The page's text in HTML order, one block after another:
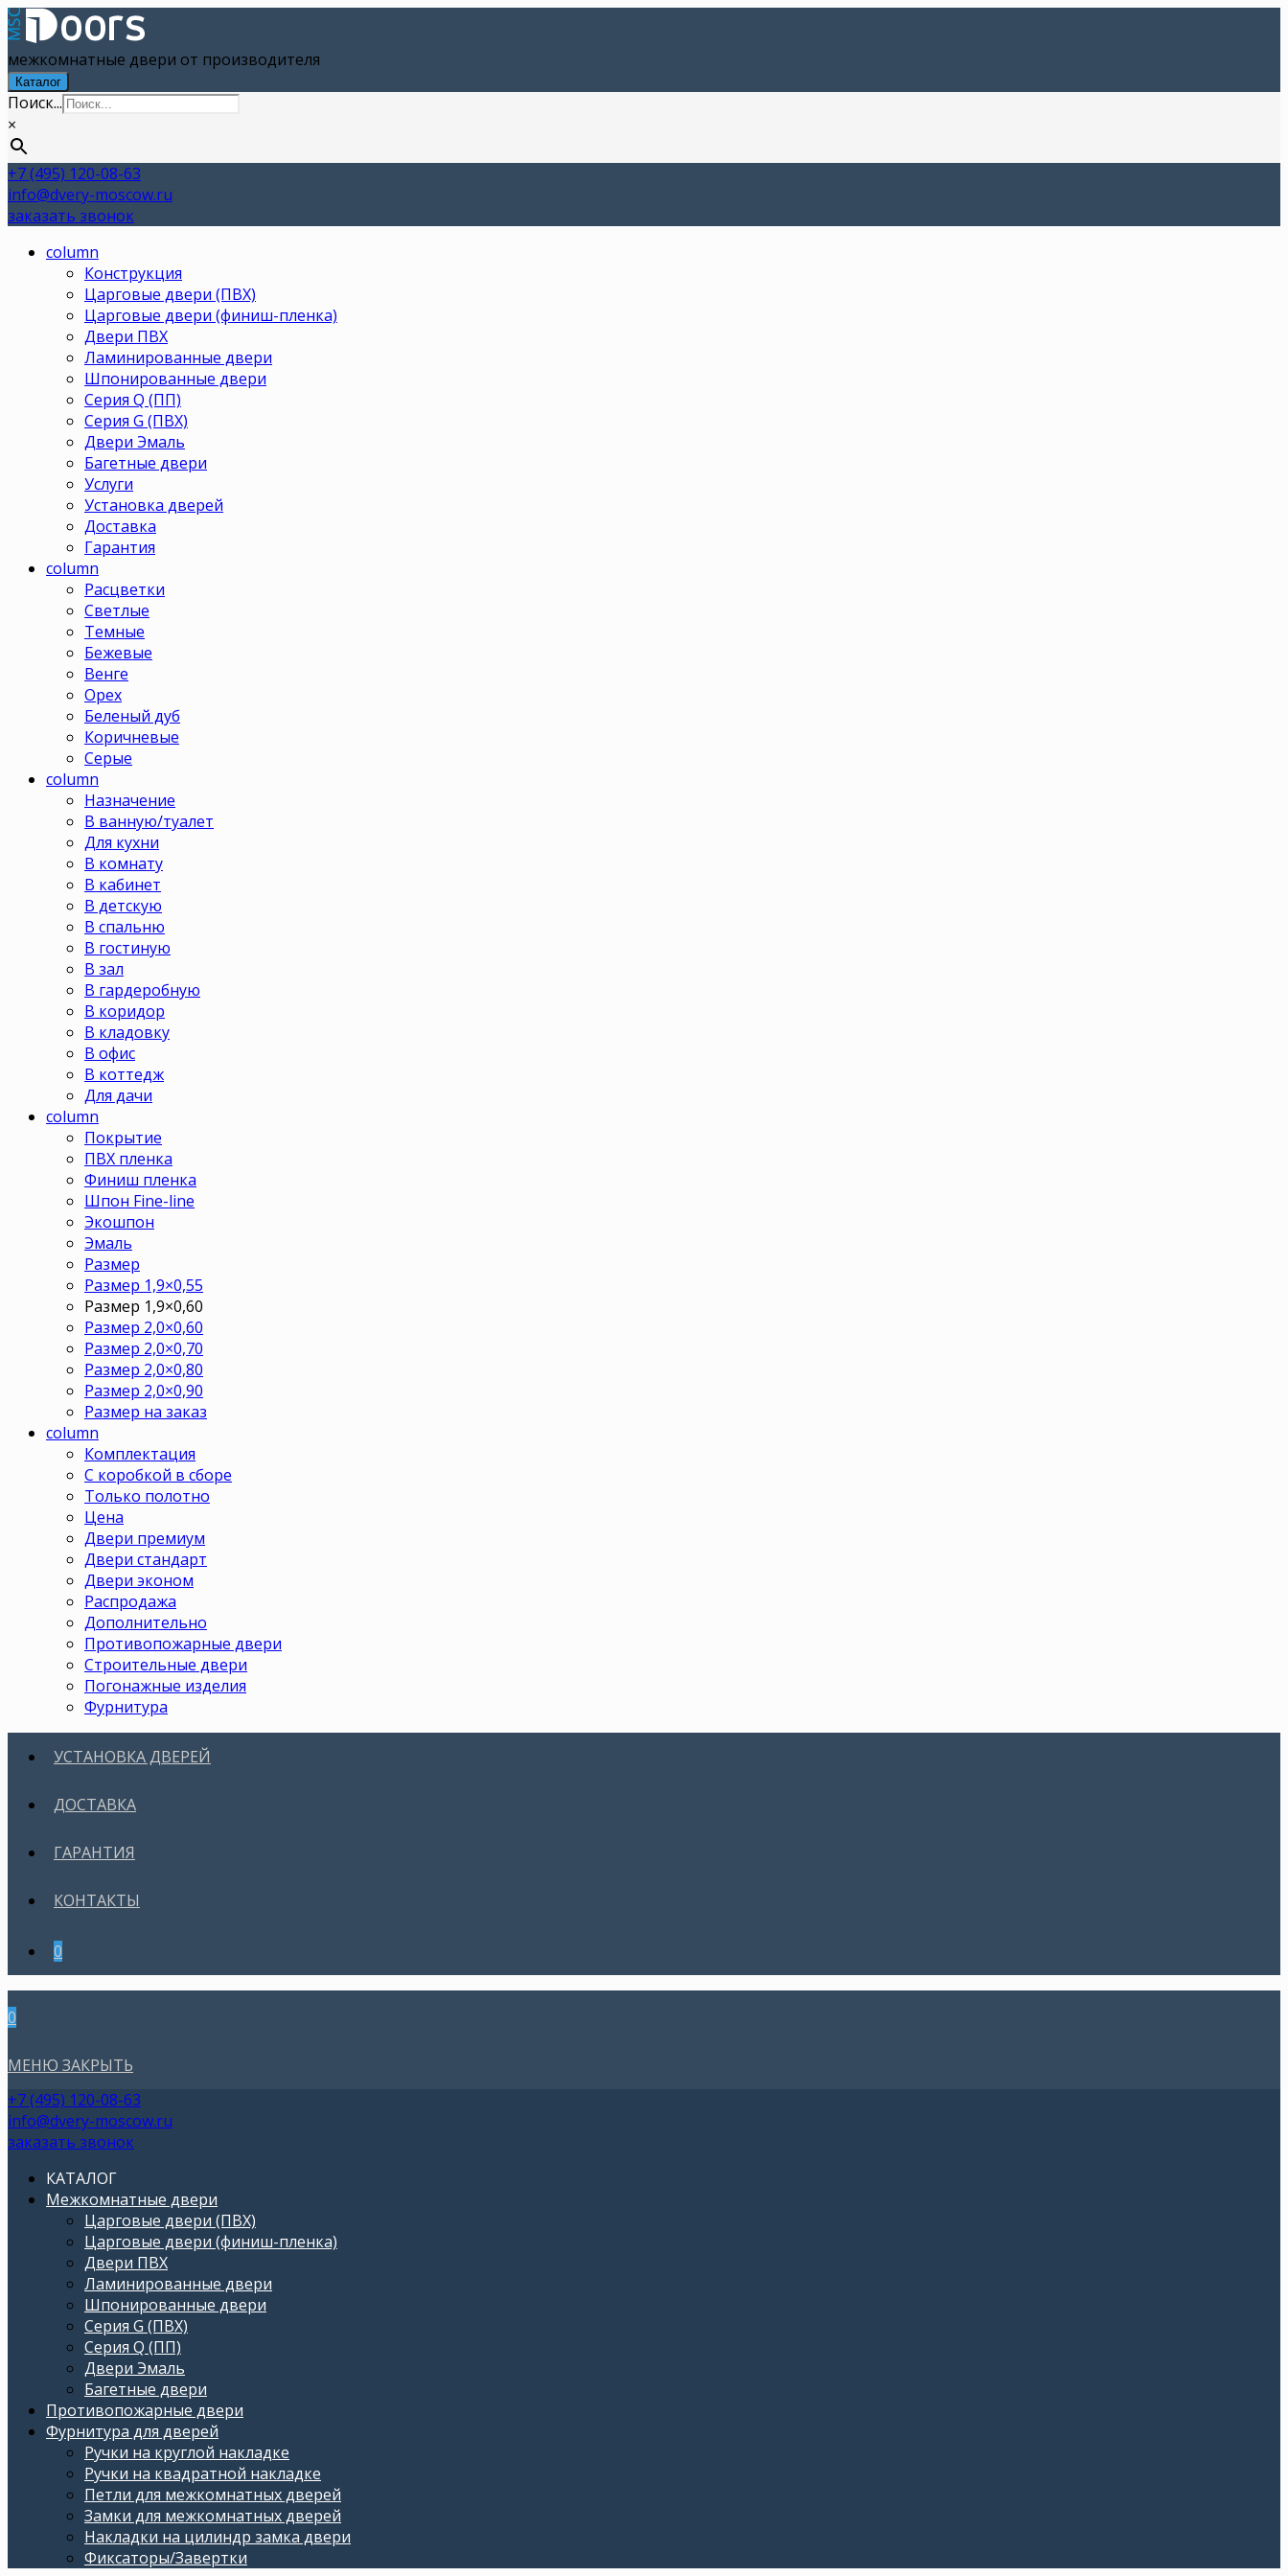
межкомнатные двери от производителя
Каталог
Поиск...
×
+7 (495) 120-08-63
info@dvery-moscow.ru
заказать звонок
column
Конструкция
Царговые двери (ПВХ)
Царговые двери (финиш-пленка)
Двери ПВХ
Ламинированные двери
Шпонированные двери
Серия Q (ПП)
Серия G (ПВХ)
Двери Эмаль
Багетные двери
Услуги
Установка дверей
Доставка
Гарантия
column
Расцветки
Светлые
Темные
Бежевые
Венге
Орех
Беленый дуб
Коричневые
Серые
column
Назначение
В ванную/туалет
Для кухни
В комнату
В кабинет
В детскую
В спальню
В гостиную
В зал
В гардеробную
В коридор
В кладовку
В офис
В коттедж
Для дачи
column
Покрытие
ПВХ пленка
Финиш пленка
Шпон Fine-line
Экошпон
Эмаль
Размер
Размер 1,9×0,55
Размер 1,9×0,60
Размер 2,0×0,60
Размер 2,0×0,70
Размер 2,0×0,80
Размер 2,0×0,90
Размер на заказ
column
Комплектация
С коробкой в сборе
Только полотно
Цена
Двери премиум
Двери стандарт
Двери эконом
Распродажа
Дополнительно
Противопожарные двери
Строительные двери
Погонажные изделия
Фурнитура
УСТАНОВКА ДВЕРЕЙ
ДОСТАВКА
ГАРАНТИЯ
КОНТАКТЫ
0
0
МЕНЮ ЗАКРЫТЬ
+7 (495) 120-08-63
info@dvery-moscow.ru
заказать звонок
КАТАЛОГ
Межкомнатные двери
Царговые двери (ПВХ)
Царговые двери (финиш-пленка)
Двери ПВХ
Ламинированные двери
Шпонированные двери
Серия G (ПВХ)
Серия Q (ПП)
Двери Эмаль
Багетные двери
Противопожарные двери
Фурнитура для дверей
Ручки на круглой накладке
Ручки на квадратной накладке
Петли для межкомнатных дверей
Замки для межкомнатных дверей
Накладки на цилиндр замка двери
Фиксаторы/Завертки